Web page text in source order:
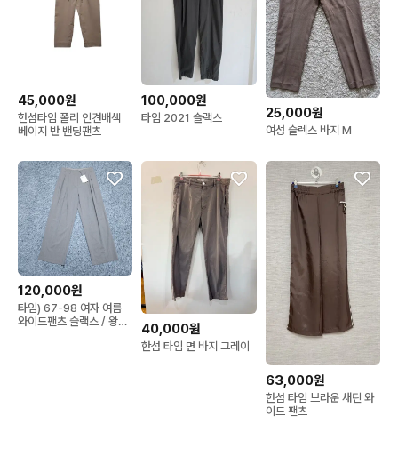
마 혼방 스트라이프 셔츠나 깔끔한 블라우스를 이 슬랙스 바지 위
에 매치해 보세요. 상의를 슬랙스 안으로 정갈하게 넣어 입고 로퍼
나 단정한 플랫 슈즈, 미들 힐을 신어주면, 과하게 꾸미지 않아도
지적이고 세련된 무드가 폭발하는 '정석 훈녀 출근 룩'이 완성됩니
다. 클래식한 자켓을 매치하면 격식 있는 자리까지 완벽하게 소화
가능합니다. ⭐
모던 시티 캐주얼/꾸안꾸 주말 데일리 코디: 뉴발란스 정품 화이트
라운드 티셔츠나 마리떼프랑소와저버 고유의 화이트 로고 티셔츠
를 이 바지 위에 매치해 보세요. 티셔츠 전면을 바지 안으로 살짝
찔러 넣어 내추럴하게 연출하고, 타미힐피거 화이트 캡모자를 머
리에 툭 써주면 활동성과 트렌디한 감각을 모두 잡은 '감도 높은 애
슬레저 주말 외출 룩' 스타일을 완성할 수 있습니다. 주말 피크닉,
드라이브 시 강력 추천합니다. ⭐
내 가족이 입는 다는 마음으로 최선을 다하겠습니다. 너무 감사합
⭐상상샵⭐은 언제나 좋은 제품만 선보입니다. 번개톡으로 편하게
45,000원
한섬타임 폴리 인견배색
베이지 반 밴딩팬츠
100,000원
타임 2021 슬랙스 25,000원
여성 슬렉스 바지 M
120,000원
타임) 67-98 여자 여름
와이드팬츠 슬랙스 / 왕눈
40,000원
한섬 타임 면 바지 그레이
63,000원
한섬 타임 브라운 새틴 와
이드 팬츠